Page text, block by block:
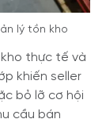
lý tồn kho
thực tế và
khiến seller
bỏ lỡ cơ hội
cầu bán